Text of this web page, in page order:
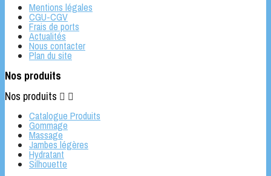
Mentions légales
CGU-CGV
Frais de ports
Actualités
Nous contacter
Plan du site
Nos produits
Nos produits  
Catalogue Produits
Gommage
Massage
Jambes légères
Hydratant
Silhouette